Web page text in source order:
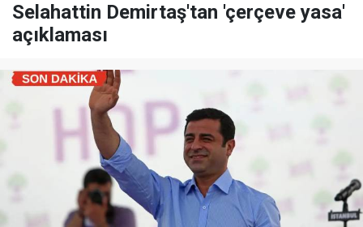
Selahattin Demirtaş'tan 'çerçeve yasa'
açıklaması